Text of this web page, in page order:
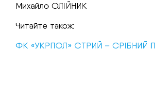
Михайло ОЛІЙНИК
Читайте також:
ФК «УКРПОЛ» СТРИЙ – СРІБНИЙ